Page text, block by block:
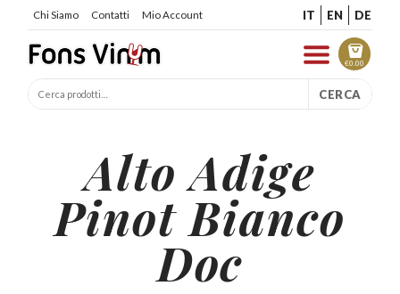
Chi Siamo Contatti Mio Account IT EN DE
€0.00
CERCA
Alto Adige
Pinot Bianco
Doc